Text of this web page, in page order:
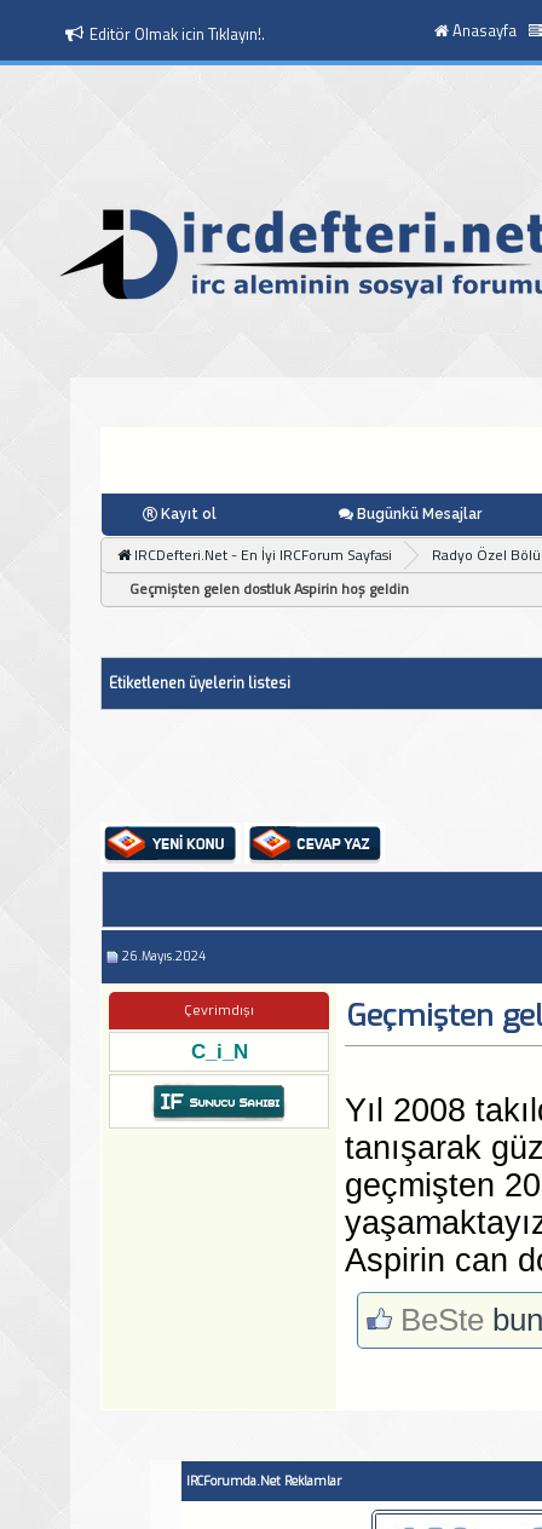
Editör Olmak icin Tıklayın!. Anasayfa
Kayıt ol Bugünkü Mesajlar
IRCDefteri.Net - En İyi IRCForum Sayfasi
Radyo Özel
Geçmişten gelen dostluk Aspirin hoş geldin
Etiketlenen üyelerin listesi
26.Mayıs.2024
Çevrimdışı
C_i_N
Geçmişten
Yıl 2008
tanışarak
geçmişten
Aspirin can
BeSte
IRCForumda.Net Reklamlar